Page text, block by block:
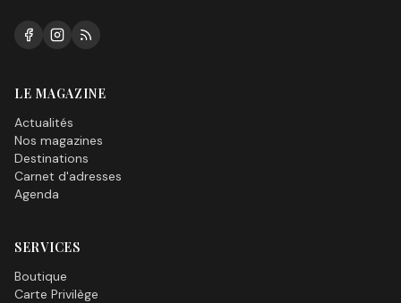
LE MAGAZINE
Actualités
Nos magazines
Destinations
Carnet d'adresses
Agenda
SERVICES
Boutique
Carte Privilège